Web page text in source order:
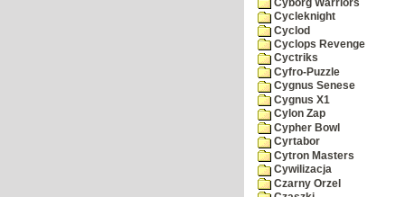
Cyborg Warriors
Cycleknight
Cyclod
Cyclops Revenge
Cyctriks
Cyfro-Puzzle
Cygnus Senese
Cygnus X1
Cylon Zap
Cypher Bowl
Cyrtabor
Cytron Masters
Cywilizacja
Czarny Orzel